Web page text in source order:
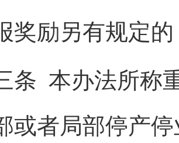
奖励另有规定
本办法所称
或者局部停产